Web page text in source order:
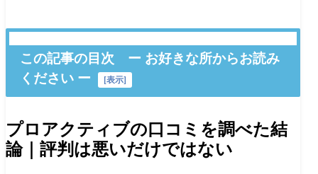
この記事の目次 ー お好きな所からお読み
ください ー
[表示]
プロアクティブの口コミを調べた結
論｜評判は悪いだけではない